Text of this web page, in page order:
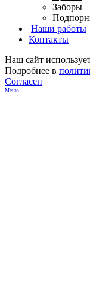
Меню
Заборы
Наши работы
Контакты
Наш сайт
Подробнее в
Согласен